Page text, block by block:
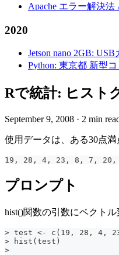
Apache エラー解決法
2020
Jetson nano 2GB:
Python: 東京都 新型
Rで統計: ヒスト
September 9, 2008 · 2 min
使用データは、ある30点満
19, 28, 4, 23, 8, 7, 20,
プロンプト
hist()関数の引数にベクト
> test <- c(19, 28, 4,
> hist(test)
>